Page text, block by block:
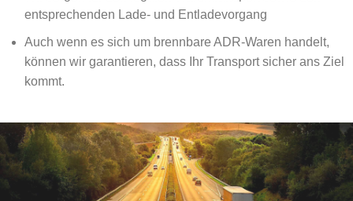
entsprechenden Lade- und Entladevorgang
Auch wenn es sich um brennbare ADR-Waren handelt,
können wir garantieren, dass Ihr Transport sicher ans Ziel
kommt.